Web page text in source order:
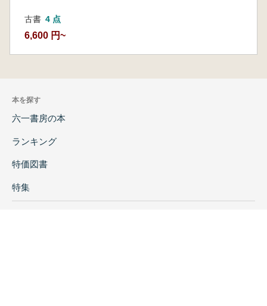
古書 4 点
6,600 円~
本を探す
六一書房の本
ランキング
特価図書
特集